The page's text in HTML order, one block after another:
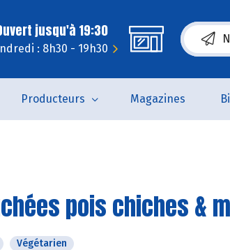
jusqu'à 19:30
: 8h30 - 19h30 (s’ouvre
Producteurs Magazines
pois chiches &
Végétarien